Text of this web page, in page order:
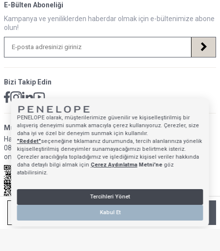
Anasayfa Mağazalarımız Favorilerim Giriş Yap Sepetim
TÜKENDI - GELINCE HABER VER
E-Bülten Aboneliği
Kampanya ve yeniliklerden haberdar olmak için e-bültenimize abone
olun!
Bizi Takip Edin
Müsteri Hizmetleri İletişim Adresi
Hafta İçi: 09:00 - 18:00
0850 640 1993
onlinedestek@penelopebedroom.com
PENELOPE olarak, müşterilerimize güvenilir ve kişiselleştirilmiş bir
alışveriş deneyimi sunmak amacıyla çerez kullanıyoruz. Çerezler, size
daha iyi ve özel bir deneyim sunmak için kullanılır.
"Reddet"seçeneğine tıklamanız durumunda, tercih alanlarınıza yönelik
kişiselleştirilmiş deneyimler sunamayacağımızı belirtmek isteriz.
Çerezler aracılığıyla topladığımız ve işlediğimiz kişisel veriler hakkında
daha detaylı bilgi almak için Çerez AydınlatmaMetni'negöz
atabilirsiniz.
Tercihleri Yönet
Kabul Et